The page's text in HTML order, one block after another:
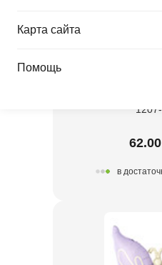
Карта сайта
Помощь
К ФИГУРА
в